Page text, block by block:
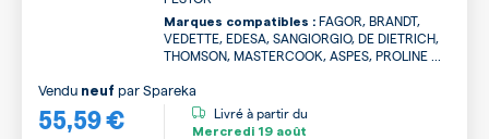
Marques compatibles : FAGOR, BRANDT,
VEDETTE, EDESA, SANGIORGIO, DE DIETRICH,
THOMSON, MASTERCOOK, ASPES, PROLINE ...
55,59 €
Vendu neuf parSpareka
Livré à partir du
Mercredi 19 août